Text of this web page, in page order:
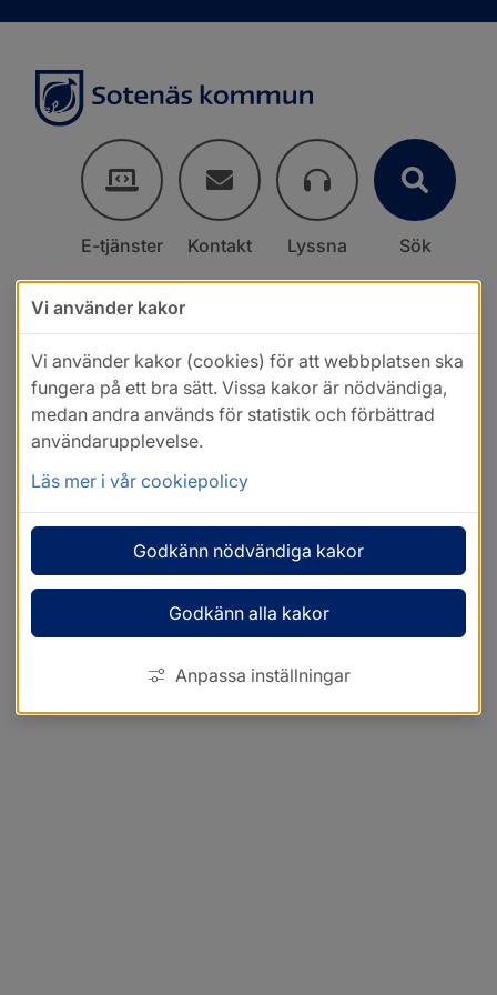
E-tjänster Kontakt Lyssna Sök
Vi använder kakor
Vi använder kakor (cookies) för att webbplatsen ska
fungera på ett bra sätt. Vissa kakor är nödvändiga,
medan andra används för statistik och förbättrad
användarupplevelse.
Läs mer i vår cookiepolicy
Godkänn nödvändiga kakor
Godkänn alla kakor
Anpassa inställningar